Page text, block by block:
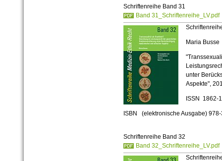
Schriftenreihe Band 31
Band 31_Schriftenreihe_LV.pdf
Maria Busse
unter
Aspekte",
ISSN 1862-
ISBN (elektronische Ausgabe)
Schriftenreihe Band 32
Band 32_Schriftenreihe_LV.pdf